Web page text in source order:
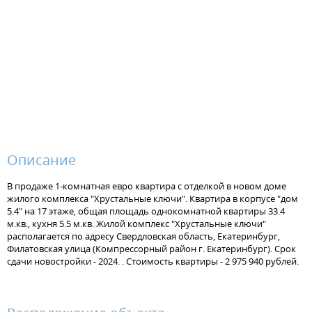
Описание
В продаже 1-комнатная евро квартира с отделкой в новом доме
жилого комплекса "Хрустальные ключи". Квартира в корпусе "дом
5.4" на 17 этаже, общая площадь однокомнатной квартиры 33.4
м.кв., кухня 5.5 м.кв. Жилой комплекс "Хрустальные ключи"
располагается по адресу Свердловская область, Екатеринбург,
Филатовская улица (Компрессорный район г. Екатеринбург). Срок
сдачи новостройки - 2024. . Стоимость квартиры - 2 975 940 рублей.